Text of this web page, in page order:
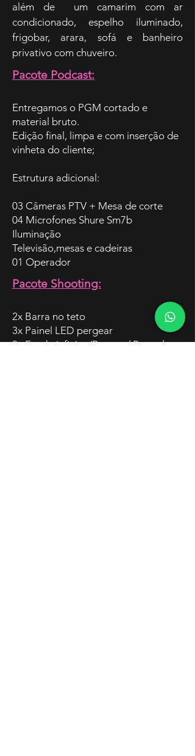
além de um camarim com ar
condicionado, espelho iluminado,
frigobar, arara, sofá e banheiro
privativo com chuveiro.
Pacote Podcast:
Entregamos o PGM cortado e
material bruto.
Edição final, limpa e com inserção de
vinheta do cliente;
Estrutura adicional:
03 Câmeras PTV + Mesa de corte
04 Microfones Shure Sm7b
Iluminação
Televisão,mesas e cadeiras
01 Operador
Pacote Shooting:
2x Barra no teto
3x Painel LED pergear
3x Fundo infinito (Branco / Preto /